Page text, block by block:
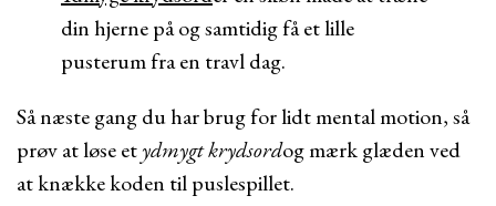
din hjerne på og samtidig få et lille
pusterum fra en travl dag.
Så næste gang du har brug for lidt mental motion, så
prøv at løse etydmygt krydsordog mærk glæden ved
at knække koden til puslespillet.